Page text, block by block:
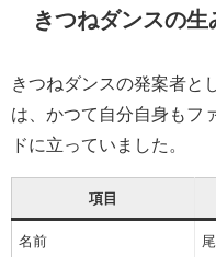
きつねダンスの
きつねダンスの発案者と
は、かつて自分自身もフ
ドに立っていました。
項目
名前